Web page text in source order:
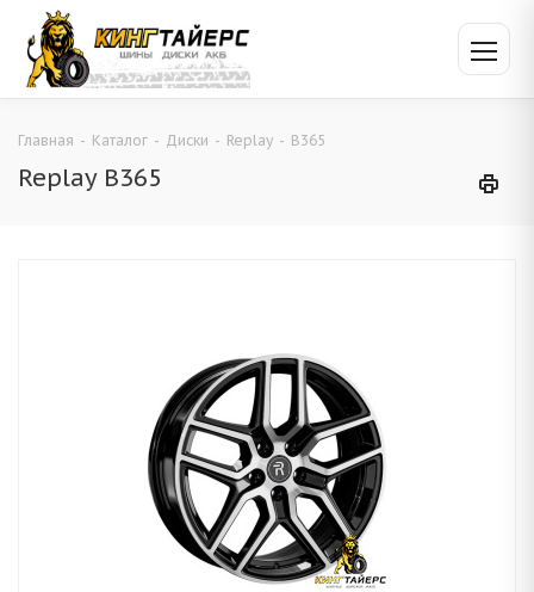
Главная - Каталог - Диски - Replay - B365
Replay B365